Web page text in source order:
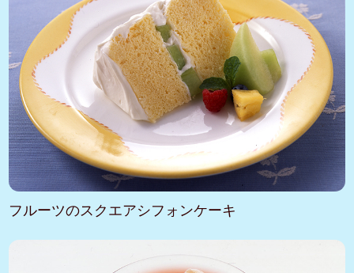
フルーツのスクエアシフォンケーキ